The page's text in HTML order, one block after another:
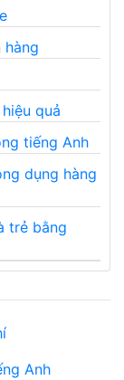
hàng
quả
tiếng Anh
dụng hàng
trẻ bằng
Anh